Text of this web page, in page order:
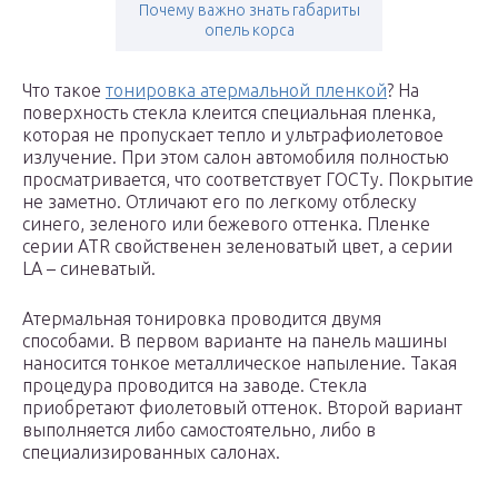
Почему важно знать габариты
опель корса
Что такое тонировка атермальной пленкой? На
поверхность стекла клеится специальная пленка,
которая не пропускает тепло и ультрафиолетовое
излучение. При этом салон автомобиля полностью
просматривается, что соответствует ГОСТу. Покрытие
не заметно. Отличают его по легкому отблеску
синего, зеленого или бежевого оттенка. Пленке
серии ATR свойственен зеленоватый цвет, а серии
LA – синеватый.
Атермальная тонировка проводится двумя
способами. В первом варианте на панель машины
наносится тонкое металлическое напыление. Такая
процедура проводится на заводе. Стекла
приобретают фиолетовый оттенок. Второй вариант
выполняется либо самостоятельно, либо в
специализированных салонах.